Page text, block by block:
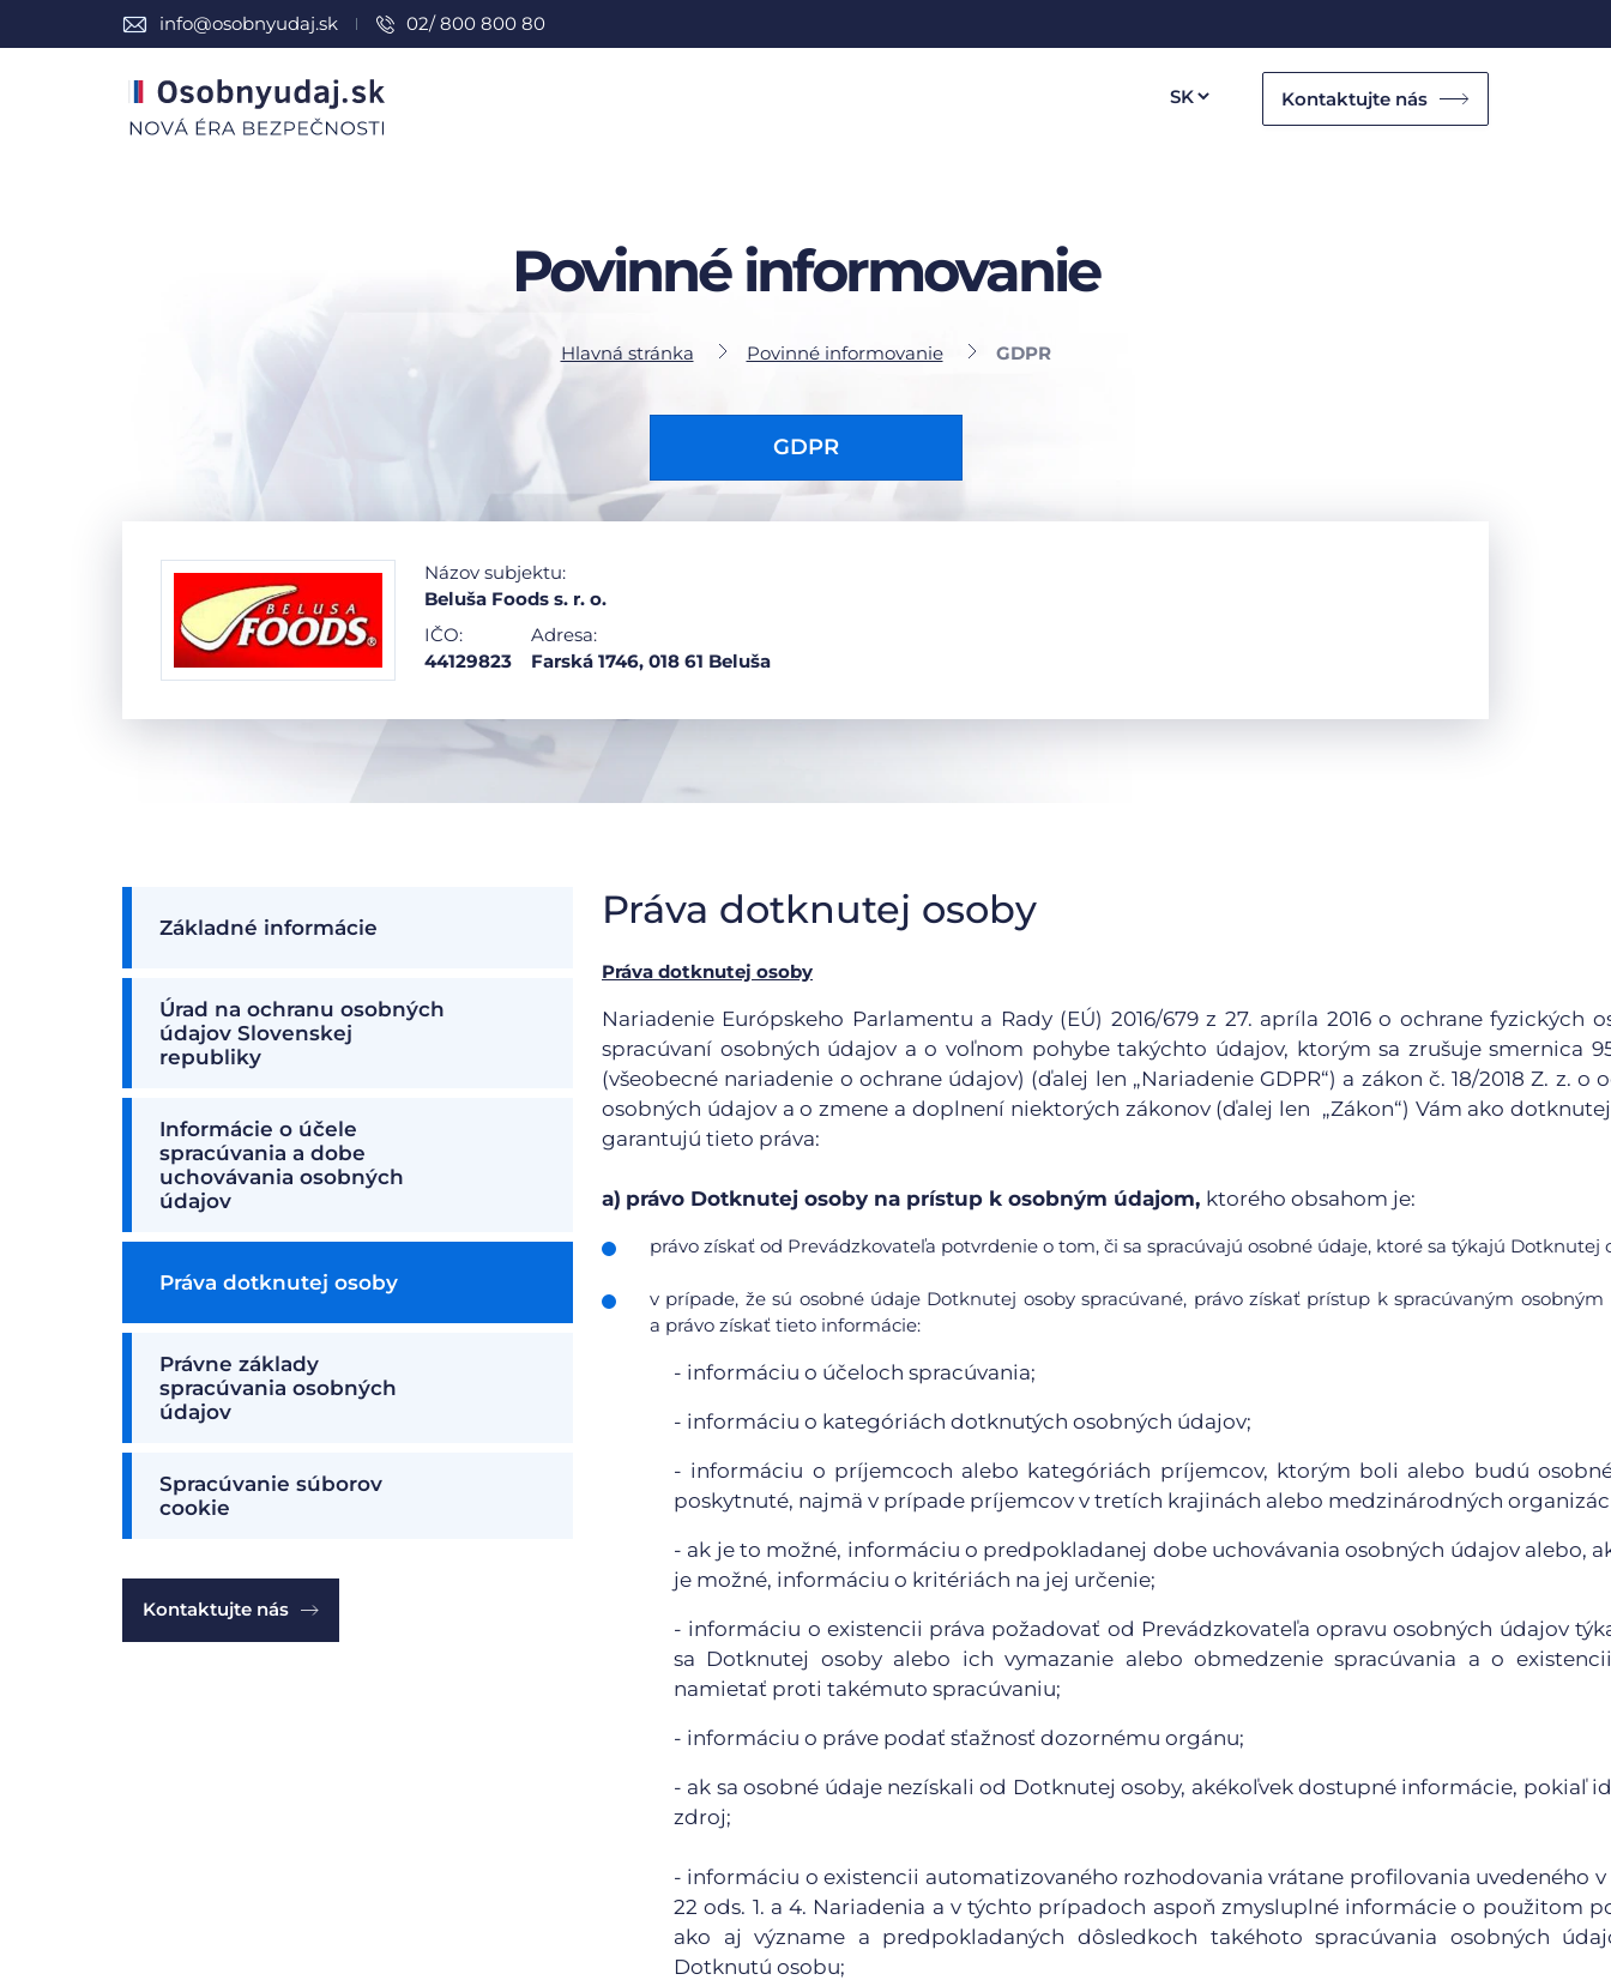
info@osobnyudaj.sk 02/ 800 800 80
Kontaktujte nás
Povinné informovanie
Hlavná stránka Povinné informovanie GDPR
GDPR
Názov subjektu:
Beluša Foods s. r. o.
IČO:
44129823
Adresa:
Farská 1746, 018 61 Beluša
Základné informácie
Úrad na ochranu osobných
údajov Slovenskej
republiky
Informácie o účele
spracúvania a dobe
uchovávania osobných
údajov
Práva dotknutej osoby
Právne základy
spracúvania osobných
údajov
Spracúvanie súborov
cookie
Kontaktujte nás
Práva dotknutej osoby
Práva dotknutej osoby
Nariadenie Európskeho Parlamentu a Rady (EÚ) 2016/679 z 27. apríla 2016 o ochrane fyzických
spracúvaní osobných údajov a o voľnom pohybe takýchto údajov, ktorým sa zrušuje smernica
(všeobecné nariadenie o ochrane údajov) (ďalej len „Nariadenie GDPR“) a zákon č. 18/2018 Z. z. o
osobných údajov a o zmene a doplnení niektorých zákonov (ďalej len „Zákon“) Vám ako
garantujú tieto práva:
a) právo Dotknutej osoby na prístup k osobným údajom, ktorého obsahom je:
právo získať od Prevádzkovateľa potvrdenie o tom, či sa spracúvajú osobné údaje, ktoré sa týkajú Dotknutej
v prípade, že sú osobné údaje Dotknutej osoby spracúvané, právo získať prístup k spracúvaným
a právo získať tieto informácie:
- informáciu o účeloch spracúvania;
- informáciu o kategóriách dotknutých osobných údajov;
- informáciu o príjemcoch alebo kategóriách príjemcov, ktorým boli alebo budú
poskytnuté, najmä v prípade príjemcov v tretích krajinách alebo medzinárodných
- ak je to možné, informáciu o predpokladanej dobe uchovávania osobných údajov alebo,
je možné, informáciu o kritériách na jej určenie;
- informáciu o existencii práva požadovať od Prevádzkovateľa opravu osobných údajov
sa Dotknutej osoby alebo ich vymazanie alebo obmedzenie spracúvania a o
namietať proti takémuto spracúvaniu;
- informáciu o práve podať sťažnosť dozornému orgánu;
- ak sa osobné údaje nezískali od Dotknutej osoby, akékoľvek dostupné informácie, pokiaľ
zdroj;
- informáciu o existencii automatizovaného rozhodovania vrátane profilovania uvedeného
22 ods. 1. a 4. Nariadenia a v týchto prípadoch aspoň zmysluplné informácie o použitom
ako aj význame a predpokladaných dôsledkoch takéhoto spracúvania osobných
Dotknutú osobu;